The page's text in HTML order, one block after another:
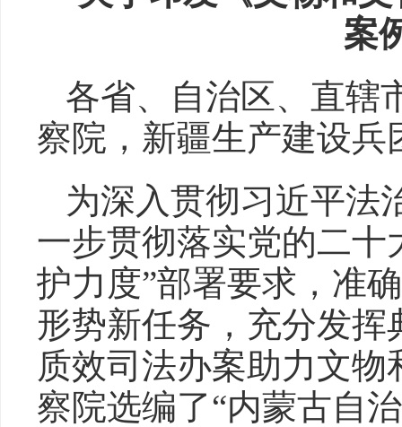
案
各省、自治区、直辖
察院，新疆生产建设兵
为深入贯彻习近平法
一步贯彻落实党的二十
护力度”部署要求，准
形势新任务，充分发
质效司法办案助力文
察院选编了“内蒙古自